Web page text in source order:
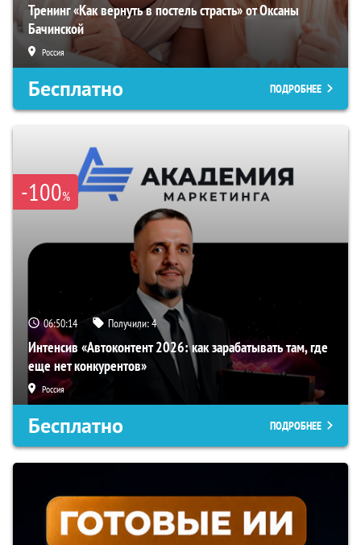
Тренинг «Как вернуть в постель страсть» от Оксаны
Бачинской
Россия
Бесплатно ПОДРОБНЕЕ
-100%
06:50:13 Получили:4
Интенсив «Автоконтент 2026: как зарабатывать там, где
еще нет конкурентов»
Россия
Бесплатно ПОДРОБНЕЕ